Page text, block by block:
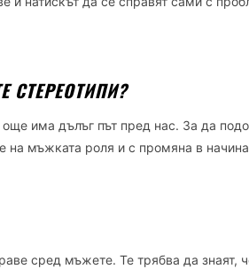
СТЕРЕОТИПИ?
има дълъг път пред нас. За да
мъжката роля и с промяна в
сред мъжете. Те трябва да знаят,